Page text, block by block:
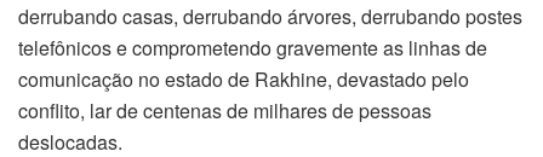
derrubando casas, derrubando árvores, derrubando postes
telefônicos e comprometendo gravemente as linhas de
comunicação no estado de Rakhine, devastado pelo
conflito, lar de centenas de milhares de pessoas
deslocadas.